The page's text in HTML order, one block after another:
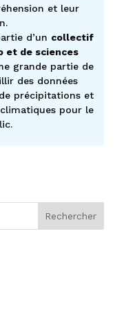
et leur
d’un collectif
et de sciences
grande partie de
des données
précipitations et
pour le
Rechercher